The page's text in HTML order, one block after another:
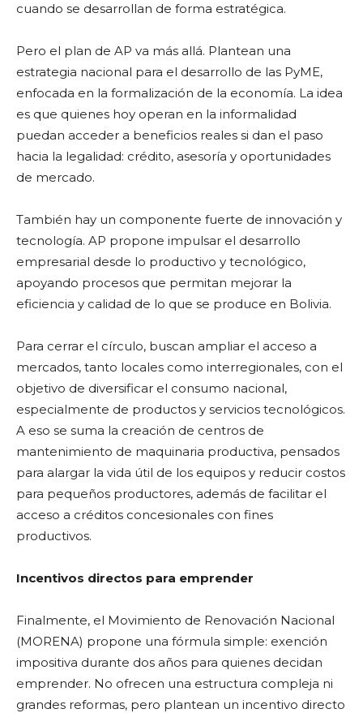
cuando se desarrollan de forma estratégica.
Pero el plan de AP va más allá. Plantean una
estrategia nacional para el desarrollo de las PyME,
enfocada en la formalización de la economía. La idea
es que quienes hoy operan en la informalidad
puedan acceder a beneficios reales si dan el paso
hacia la legalidad: crédito, asesoría y oportunidades
de mercado.
También hay un componente fuerte de innovación y
tecnología. AP propone impulsar el desarrollo
empresarial desde lo productivo y tecnológico,
apoyando procesos que permitan mejorar la
eficiencia y calidad de lo que se produce en Bolivia.
Para cerrar el círculo, buscan ampliar el acceso a
mercados, tanto locales como interregionales, con el
objetivo de diversificar el consumo nacional,
especialmente de productos y servicios tecnológicos.
A eso se suma la creación de centros de
mantenimiento de maquinaria productiva, pensados
para alargar la vida útil de los equipos y reducir costos
para pequeños productores, además de facilitar el
acceso a créditos concesionales con fines
productivos.
Incentivos directos para emprender
Finalmente, el Movimiento de Renovación Nacional
(MORENA) propone una fórmula simple: exención
impositiva durante dos años para quienes decidan
emprender. No ofrecen una estructura compleja ni
grandes reformas, pero plantean un incentivo directo